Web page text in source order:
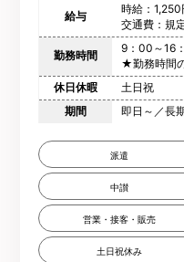
給与
時給：1,250
交通費：規
勤務時間
9：00～16
★勤務時間
休日休暇
土日祝
期間
即日～／長
派遣
中讃
営業・接客・販売
土日祝休み